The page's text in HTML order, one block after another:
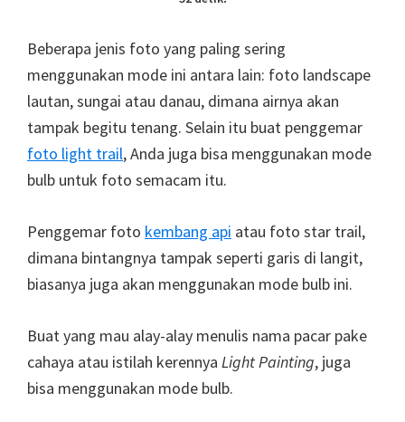
Beberapa jenis foto yang paling sering
menggunakan mode ini antara lain: foto landscape
lautan, sungai atau danau, dimana airnya akan
tampak begitu tenang. Selain itu buat penggemar
foto light trail, Anda juga bisa menggunakan mode
bulb untuk foto semacam itu.
Penggemar foto kembang api atau foto star trail,
dimana bintangnya tampak seperti garis di langit,
biasanya juga akan menggunakan mode bulb ini.
Buat yang mau alay-alay menulis nama pacar pake
cahaya atau istilah kerennya Light Painting, juga
bisa menggunakan mode bulb.